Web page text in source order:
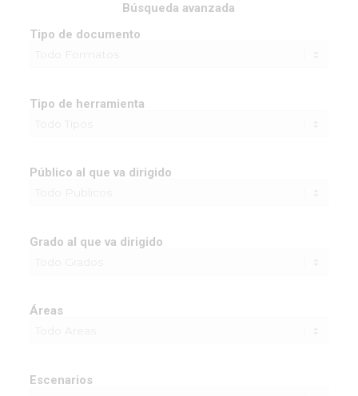
Búsqueda avanzada
Tipo de documento
Tipo de herramienta
Público al que va dirigido
Grado al que va dirigido
Áreas
Escenarios